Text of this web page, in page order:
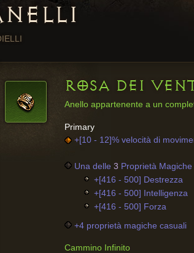
ROSA DEI
Anello appartenente a un
Primary
+[10 - 12]% velocità di
Una delle 3 Proprietà
+[416 - 500] Destrezza
+[416 - 500] Intelligenza
+[416 - 500] Forza
+4 proprietà magiche casuali
Cammino Infinito